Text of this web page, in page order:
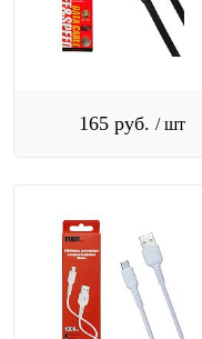
165 руб. / шт